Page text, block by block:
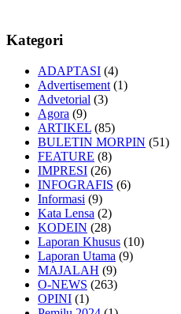
Kategori
ADAPTASI (4)
Advertisement (1)
Advetorial (3)
Agora (9)
ARTIKEL (85)
BULETIN MORPIN (51)
FEATURE (8)
IMPRESI (26)
INFOGRAFIS (6)
Informasi (9)
Kata Lensa (2)
KODEIN (28)
Laporan Khusus (10)
Laporan Utama (9)
MAJALAH (9)
O-NEWS (263)
OPINI (1)